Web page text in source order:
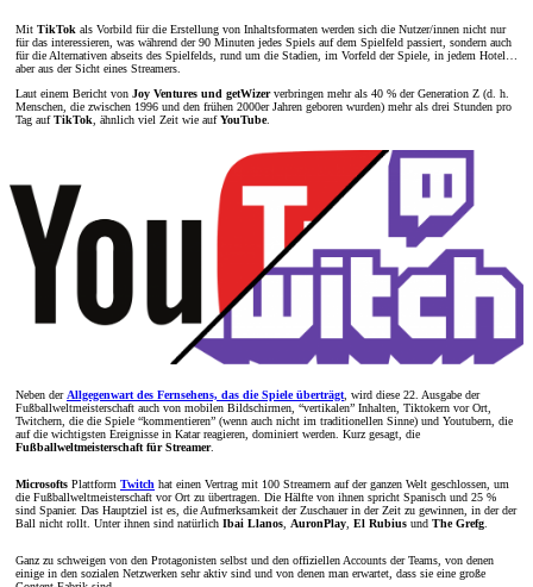
Mit TikTok als Vorbild für die Erstellung von Inhaltsformaten werden sich die Nutzer/innen nicht nur
für das interessieren, was während der 90 Minuten jedes Spiels auf dem Spielfeld passiert, sondern auch
für die Alternativen abseits des Spielfelds, rund um die Stadien, im Vorfeld der Spiele, in jedem Hotel…
aber aus der Sicht eines Streamers.
Laut einem Bericht von Joy Ventures und getWizerverbringen mehr als 40 % der Generation Z (d. h.
Menschen, die zwischen 1996 und den frühen 2000er Jahren geboren wurden) mehr als drei Stunden pro
Tag aufTikTok , ähnlich viel Zeit wie aufYouTube.
Neben der Allgegenwart des Fernsehens, das die Spiele überträgt , wird diese 22. Ausgabe der
Fußballweltmeisterschaft auch von mobilen Bildschirmen, “vertikalen” Inhalten, Tiktokern vor Ort,
Twitchern, die die Spiele “kommentieren” (wenn auch nicht im traditionellen Sinne) und Youtubern, die
auf die wichtigsten Ereignisse in Katar reagieren, dominiert werden. Kurz gesagt, die
Fußballweltmeisterschaft für Streamer.
Microsofts Plattform Twitch hat einen Vertrag mit 100 Streamern auf der ganzen Welt geschlossen, um
die Fußballweltmeisterschaft vor Ort zu übertragen. Die Hälfte von ihnen spricht Spanisch und 25 %
sind Spanier. Das Hauptziel ist es, die Aufmerksamkeit der Zuschauer in der Zeit zu gewinnen, in der der
Ball nicht rollt. Unter ihnen sind natürlich Ibai Llanos AuronPlay El Rubius und The Grefg
Ganz zu schweigen von den Protagonisten selbst und den offiziellen Accounts der Teams, von denen
einige in den sozialen Netzwerken sehr aktiv sind und von denen man erwartet, dass sie eine große